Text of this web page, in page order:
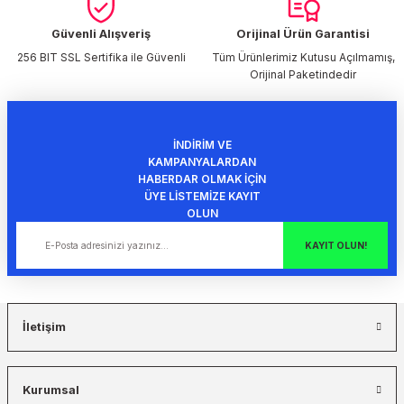
Ürün fiyatı diğer sitelerden daha pahalı.
Bu ürüne benzer farklı alternatifler olmalı.
Gönder
Güvenli Alışveriş
256 BIT SSL Sertifika ile Güvenli
Orijinal Ürün Garantisi
Tüm Ürünlerimiz Kutusu Açılmamış,
Orijinal Paketindedir
İNDİRİM VE
KAMPANYALARDAN
HABERDAR OLMAK İÇİN
ÜYE LİSTEMİZE KAYIT
OLUN
KAYIT OLUN!
İletişim
Kurumsal